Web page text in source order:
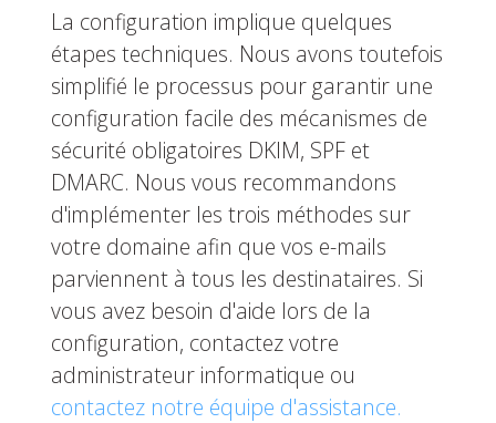
La configuration implique quelques
étapes techniques. Nous avons toutefois
simplifié le processus pour garantir une
configuration facile des mécanismes de
sécurité obligatoires DKIM, SPF et
DMARC. Nous vous recommandons
d'implémenter les trois méthodes sur
votre domaine afin que vos e-mails
parviennent à tous les destinataires. Si
vous avez besoin d'aide lors de la
configuration, contactez votre
administrateur informatique ou
contactez notre équipe d'assistance.